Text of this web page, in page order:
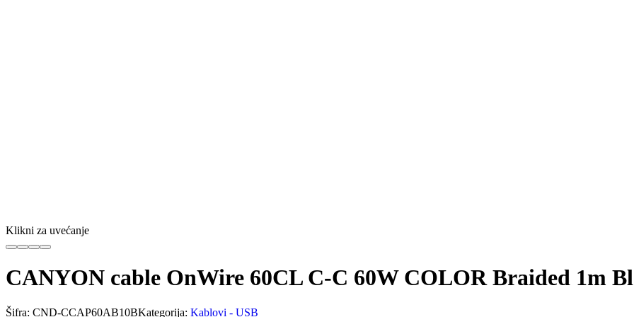
Klikni za uvećanje
CANYON cable OnWire 60CL C-C 60W COLOR Braided 1m
Šifra: CND-CCAP60AB10BKategorija: Kablovi - USB